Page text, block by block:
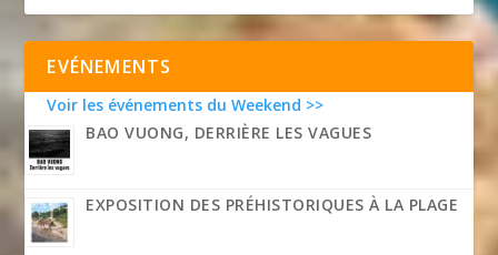
EVÉNEMENTS
Voir les événements du Weekend >>
BAO VUONG, DERRIÈRE LES VAGUES
EXPOSITION DES PRÉHISTORIQUES À LA PLAGE